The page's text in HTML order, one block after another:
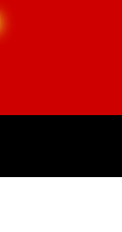
AM | LA PAZ